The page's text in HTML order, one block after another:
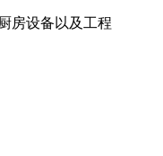
房设备以及工程